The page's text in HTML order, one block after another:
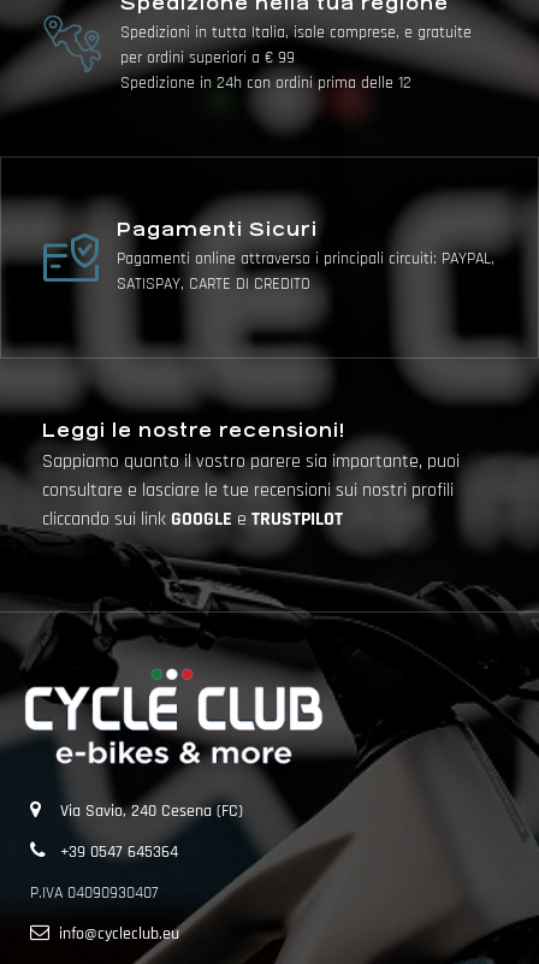
Spedizioni in tutta Italia, isole comprese, e gratuite
per ordini superiori a € 99
Spedizione in 24h con ordini prima delle 12
Pagamenti Sicuri
Pagamenti online attraverso i principali circuiti: PAYPAL,
SATISPAY, CARTE DI CREDITO
Leggi le nostre recensioni!
Sappiamo quanto il vostro parere sia importante, puoi
consultare e lasciare le tue recensioni sui nostri profili
cliccando sui linkGOOGLE e TRUSTPILOT
Via Savio, 240 Cesena (FC)
+39 0547 645364
P.IVA 04090930407
info@cycleclub.eu